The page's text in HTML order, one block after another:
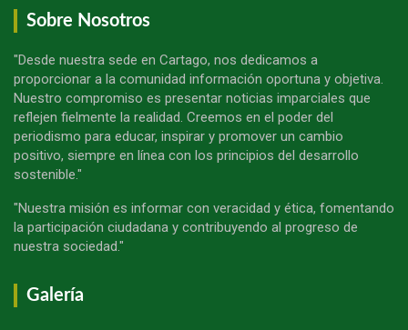
Sobre Nosotros
"Desde nuestra sede en Cartago, nos dedicamos a
proporcionar a la comunidad información oportuna y objetiva.
Nuestro compromiso es presentar noticias imparciales que
reflejen fielmente la realidad. Creemos en el poder del
periodismo para educar, inspirar y promover un cambio
positivo, siempre en línea con los principios del desarrollo
sostenible."
"Nuestra misión es informar con veracidad y ética, fomentando
la participación ciudadana y contribuyendo al progreso de
nuestra sociedad."
Galería